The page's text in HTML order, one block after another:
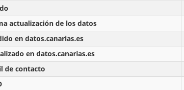
actualización de los datos
en datos.canarias.es
en datos.canarias.es
de contacto